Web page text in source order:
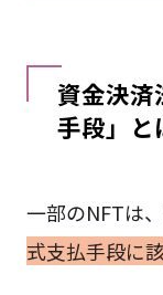
資金決済
手段」と
一部のNFTは
式支払手段に